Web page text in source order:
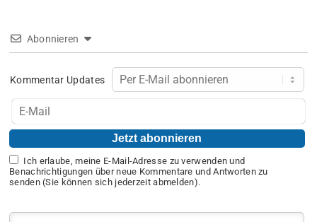
Abonnieren
Kommentar Updates
Ich erlaube, meine E-Mail-Adresse zu verwenden und
Benachrichtigungen über neue Kommentare und Antworten zu
senden (Sie können sich jederzeit abmelden).